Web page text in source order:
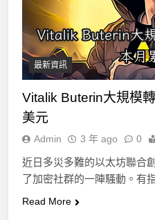
最新資訊
Vitalik Buterin大規模
美元
Admin 3 年 ago 0
近日多災多難的以太坊聯合
了加密社群的一陣騷動。有
Read More